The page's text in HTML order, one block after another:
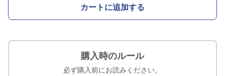
カートに追加する
購入時のルール
必ず購入前にお読みください。